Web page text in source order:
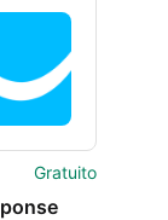
del
Gratuito